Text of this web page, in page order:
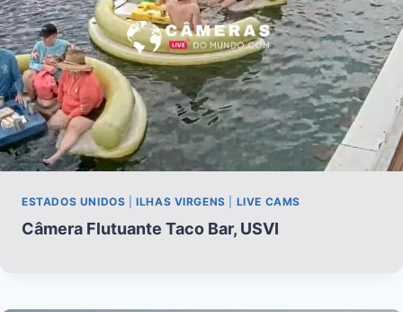
ESTADOS UNIDOS |ILHAS VIRGENS LIVE CAMS
Câmera Flutuante Taco Bar, USVI